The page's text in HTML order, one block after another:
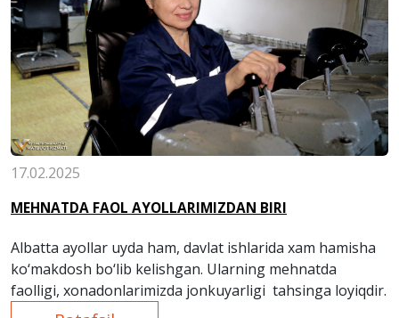
17.02.2025
MEHNATDA FAOL AYOLLARIMIZDAN BIRI
Albatta ayollar uyda ham, davlat ishlarida xam hamisha
ko‘makdosh bo‘lib kelishgan. Ularning mehnatda
faolligi, xonadonlarimizda jonkuyarligi tahsinga loyiqdir.